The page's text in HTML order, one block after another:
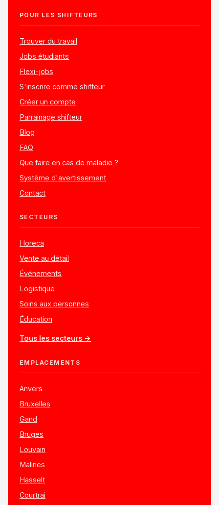
POUR LES SHIFTEURS
Trouver du travail
Jobs étudiants
Flexi-jobs
S'inscrire comme shifteur
Créer un compte
Parrainage shifteur
Blog
FAQ
Que faire en cas de maladie ?
Système d'avertissement
Contact
SECTEURS
Horeca
Vente au détail
Événements
Logistique
Soins aux personnes
Éducation
Tous les secteurs →
EMPLACEMENTS
Anvers
Bruxelles
Gand
Bruges
Louvain
Malines
Hasselt
Courtrai